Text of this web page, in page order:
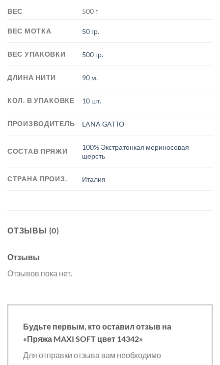
ВЕС 500 г
ВЕС МОТКА 50 гр.
ВЕС УПАКОВКИ 500 гр.
ДЛИНА НИТИ 90 м.
КОЛ. В УПАКОВКЕ 10 шт.
ПРОИЗВОДИТЕЛЬ LANA GATTO
СОСТАВ ПРЯЖИ
100% Экстратонкая мериносовая
шерсть
СТРАНА ПРОИЗ. Италия
ОТЗЫВЫ (0)
Отзывы
Отзывов пока нет.
Будьте первым, кто оставил отзыв на
«Пряжа MAXI SOFT цвет 14342»
Для отправки отзыва вам необходимо